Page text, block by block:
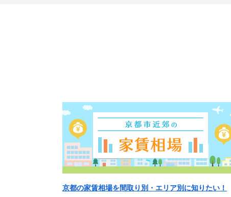
京都の家賃相場を間取り別・エリア別に知りたい！